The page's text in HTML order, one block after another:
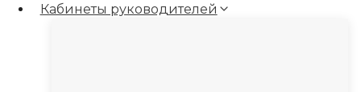
Кабинеты руководителей